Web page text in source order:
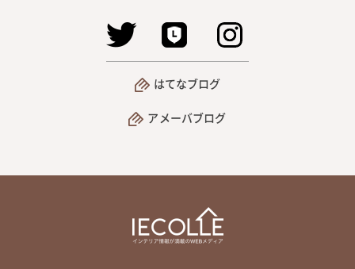
はてなブログ
アメーバブログ